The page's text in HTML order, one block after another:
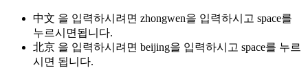
中文 을 입력하시려면 zhongwen을 입력하시고 space를
누르시면됩니다.
北京 을 입력하시려면 beijing을 입력하시고 space를 누르
시면 됩니다.